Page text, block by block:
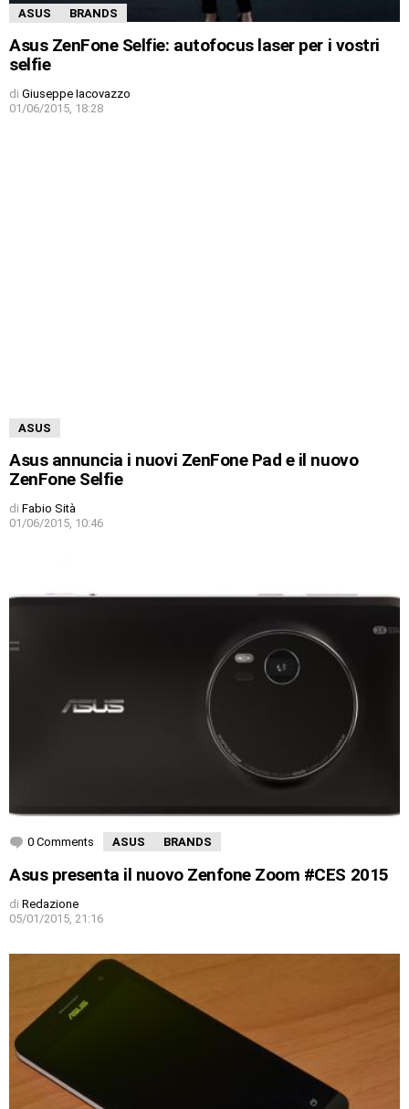
ASUS BRANDS
Asus ZenFone Selfie: autofocus laser per i vostri
selfie
di Giuseppe Iacovazzo
01/06/2015, 18:28
ASUS
Asus annuncia i nuovi ZenFone Pad e il nuovo
ZenFone Selfie
di Fabio Sità
01/06/2015, 10:46
0 Comments ASUS BRANDS
Asus presenta il nuovo Zenfone Zoom #CES 2015
di Redazione
05/01/2015, 21:16